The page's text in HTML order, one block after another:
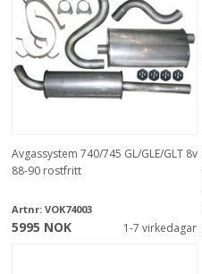
Avgassystem 740/745 GL/GLE/GLT 8v
88-90 rostfritt
Artnr: VOK74003
5995 NOK 1-7 virkedagar